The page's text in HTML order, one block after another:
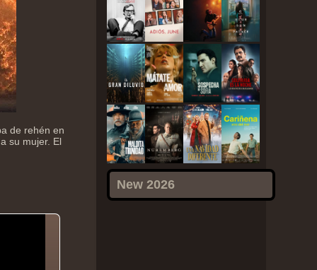
New 2026
de rehén en
su mujer. El